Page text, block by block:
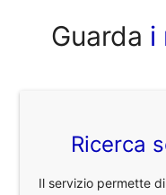
Guarda i
Ricerca
Il servizio permette